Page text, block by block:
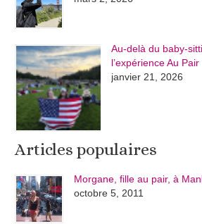
Au-delà du baby-
l’expérience Au
janvier 21, 2026
Articles populaires
Morgane, fille au pair, à
octobre 5, 2011